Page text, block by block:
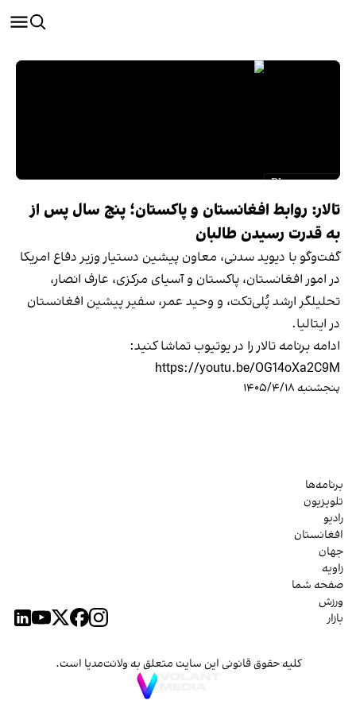
تالار: روابط افغانستان و پاکستان؛ پنج سال پس از
به قدرت رسیدن طالبان
گفت‌وگو با دیوید سدنی، معاون پیشین دستیار وزیر دفاع امریکا
در امور افغانستان، پاکستان و آسیای مرکزی، عارف انصار،
تحلیلگر ارشد پُلی‌تکت، و وحید عمر، سفیر پیشین افغانستان
در ایتالیا.
ادامه برنامه تالار را در یوتیوب تماشا کنید:
https://youtu.be/OG14oXa2C9M
پنجشنبه ۱۴۰۵/۴/۱۸
برنامه‌ها
تلویزیون
رادیو
افغانستان
جهان
زاویه
صفحه شما
ورزش
بازار
کلیه حقوق قانونی این سایت متعلق به ولانت‌مدیا است.